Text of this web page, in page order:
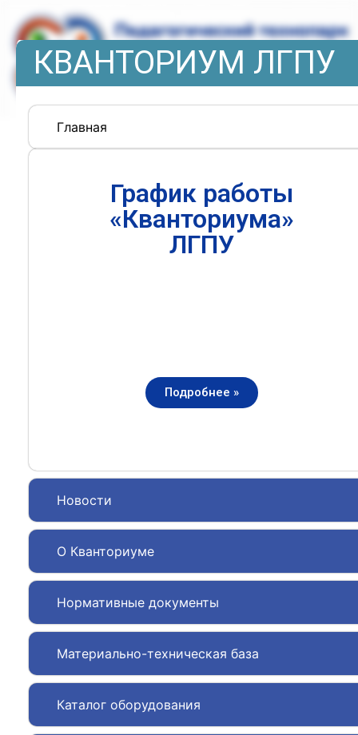
КВАНТОРИУМ ЛГПУ
Главная
Новости
О Кванториуме
Нормативные документы
Материально-техническая база
Каталог оборудования
График работы
«Кванториума»
ЛГПУ
Подробнее »